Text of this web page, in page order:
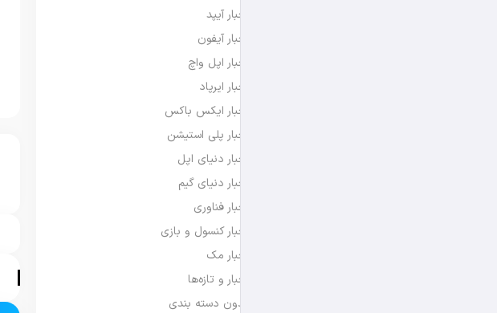
اخبار آیپد
اخبار آیفون
اخبار اپل واچ
اخبار ایرپاد
اخبار ایکس باکس
اخبار پلی استیشن
اخبار دنیای اپل
اخبار دنیای گیم
اخبار فناوری
اخبار کنسول و بازی
اخبار مک
اخبار و تازه‌ها
بدون دسته بندی